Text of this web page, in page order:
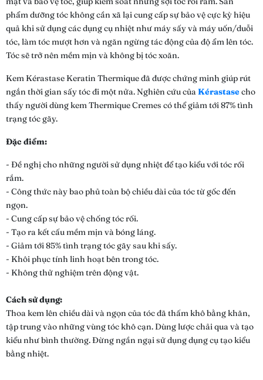
phẩm dưỡng tóc không cần xã lại cung cấp sự bảo vệ cực kỳ hiệu
quả khi sử dụng các dụng cụ nhiệt như máy sấy và máy uốn/duỗi
tóc, làm tóc mượt hơn và ngăn ngừng tác động của độ ẩm lên tóc.
Tóc sẽ trở nên mềm mịn và không bị tóc xoăn.
Kem Kérastase Keratin Thermique đã được chứng minh giúp rút
ngắn thời gian sấy tóc đi một nửa. Nghiên cứu củaKérastasecho
thấy người dùng kem Thermique Cremes có thể giảm tới 87% tình
trạng tóc gãy.
Đặc điểm:
- Đề nghị cho những người sử dụng nhiệt để tạo kiểu với tóc rối
rắm.
- Công thức này bao phủ toàn bộ chiều dài của tóc từ gốc đến
ngọn.
- Cung cấp sự bảo vệ chống tóc rối.
- Tạo ra kết cấu mềm mịn và bóng láng.
- Giảm tới 85% tình trạng tóc gãy sau khi sấy.
- Khôi phục tính linh hoạt bên trong tóc.
- Không thử nghiệm trên động vật.
Cách sử dụng:
Thoa kem lên chiều dài và ngọn của tóc đã thấm khô bằng khăn,
tập trung vào những vùng tóc khô cạn. Dùng lược chải qua và tạo
kiểu như bình thường. Đừng ngần ngại sử dụng dụng cụ tạo kiểu
bằng nhiệt.